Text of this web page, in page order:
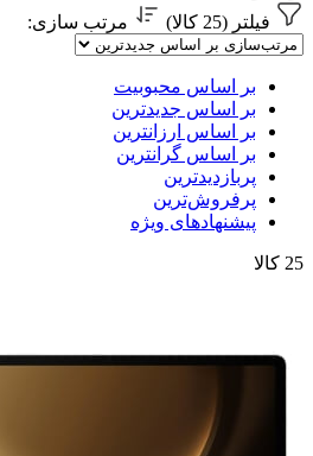
فیلتر (25 کالا)
مرتب سازی:
بر اساس محبوبیت
بر اساس جدیدترین
بر اساس ارزانترین
بر اساس گرانترین
پربازدیدترین
پرفروش‌ترین
پیشنهادهای ویژه
25 کالا